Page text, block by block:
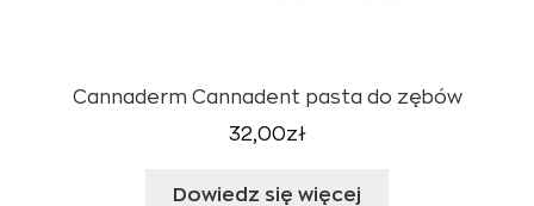
Cannaderm Cannadent pasta do zębów
32,00zł
Dowiedz się więcej